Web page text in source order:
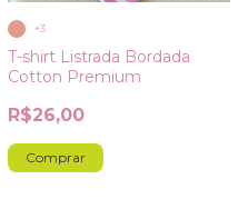
T-shirt Listrada Bordada
Cotton Premium
R$26,00
+3
Comprar